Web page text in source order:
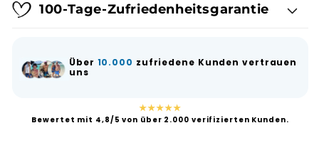
100-Tage-Zufriedenheitsgarantie
Über 10.000 zufriedene Kunden vertrauen
uns
★★★★★
Bewertet mit 4,8/5 von über 2.000 verifizierten Kunden.